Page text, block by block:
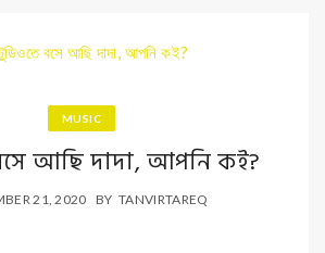
MUSIC
আছি দাদা, আপনি কই?
21, 2020 BY TANVIRTAREQ